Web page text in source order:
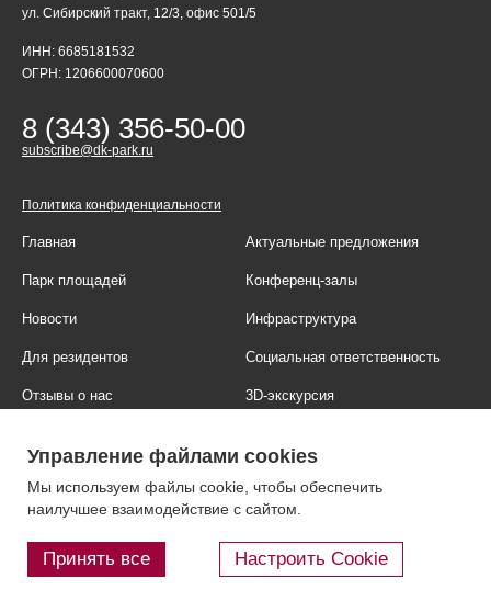
ул. Сибирский тракт, 12/3, офис 501/5
ИНН: 6685181532
ОГРН: 1206600070600
8 (343) 356-50-00
subscribe@dk-park.ru
Политика конфиденциальности
Главная Актуальные предложения
Парк площадей Конференц-залы
Новости Инфраструктура
Для резидентов Социальная ответственность
Отзывы о нас 3D-экскурсия
Контакты
Управление файлами cookies
Мы используем файлы cookie, чтобы обеспечить
наилучшее взаимодействие с сайтом.
Принять все Настроить Cookie